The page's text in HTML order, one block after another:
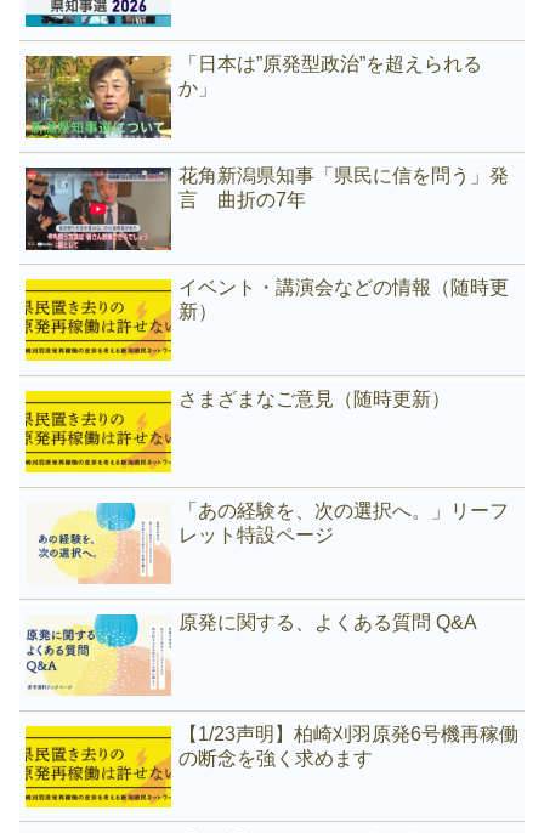
「日本は”原発型政治”を超えられる
か」
花角新潟県知事「県民に信を問う」発
言 曲折の7年
イベント・講演会などの情報（随時更
新）
さまざまなご意見（随時更新）
「あの経験を、次の選択へ。」リーフ
レット特設ページ
原発に関する、よくある質問 Q&A
【1/23声明】柏崎刈羽原発6号機再稼働
の断念を強く求めます